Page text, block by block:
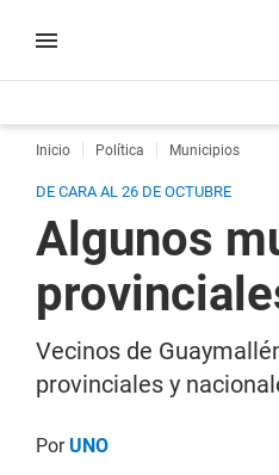
Inicio Política Municipios
DE CARA AL 26 DE OCTUBRE
Algunos
Vecinos de
provinciales y
PorUNO